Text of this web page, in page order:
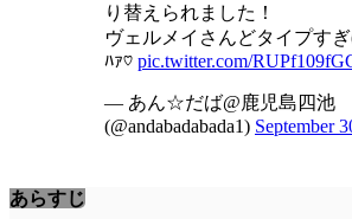
り替えられました！
ヴェルメイさんどタイプすぎ
ﾊｧ♡ pic.twitter.com/
— あん☆だば@鹿児島四池
(@andabadabada1) September
あらすじ